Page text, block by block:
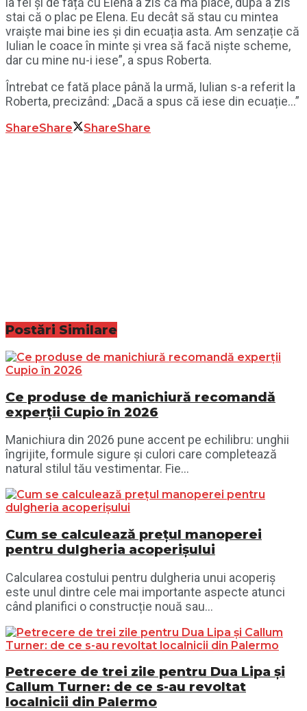
stai că o plac pe Elena. Eu decât să stau cu mintea
vraiște mai bine ies și din ecuația asta. Am senzație că
Iulian le coace în minte și vrea să facă niște scheme,
dar cu mine nu-i iese”, a spus Roberta.
Întrebat ce fată place până la urmă, Iulian s-a referit la
Roberta, precizând: „Dacă a spus că iese din ecuație…”
ShareShare ShareShare
Postări Similare
Ce produse de manichiură recomandă
experții Cupio în 2026
Manichiura din 2026 pune accent pe echilibru: unghii
îngrijite, formule sigure și culori care completează
natural stilul tău vestimentar. Fie...
Cum se calculează prețul manoperei
pentru dulgheria acoperișului
Calcularea costului pentru dulgheria unui acoperiș
este unul dintre cele mai importante aspecte atunci
când planifici o construcție nouă sau...
Petrecere de trei zile pentru Dua Lipa și
Callum Turner: de ce s-au revoltat
localnicii din Palermo